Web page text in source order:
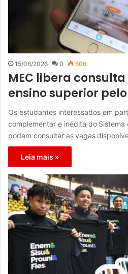
15/06/2026 0 806
MEC libera
ensino superior pelo
Os estudantes interessados em
complementar e inédita do Sistema
podem consultar as vagas
Leia mais »